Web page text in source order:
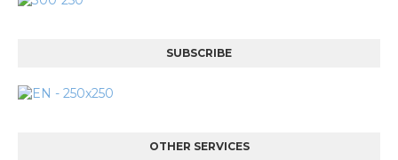
SUBSCRIBE
OTHER SERVICES